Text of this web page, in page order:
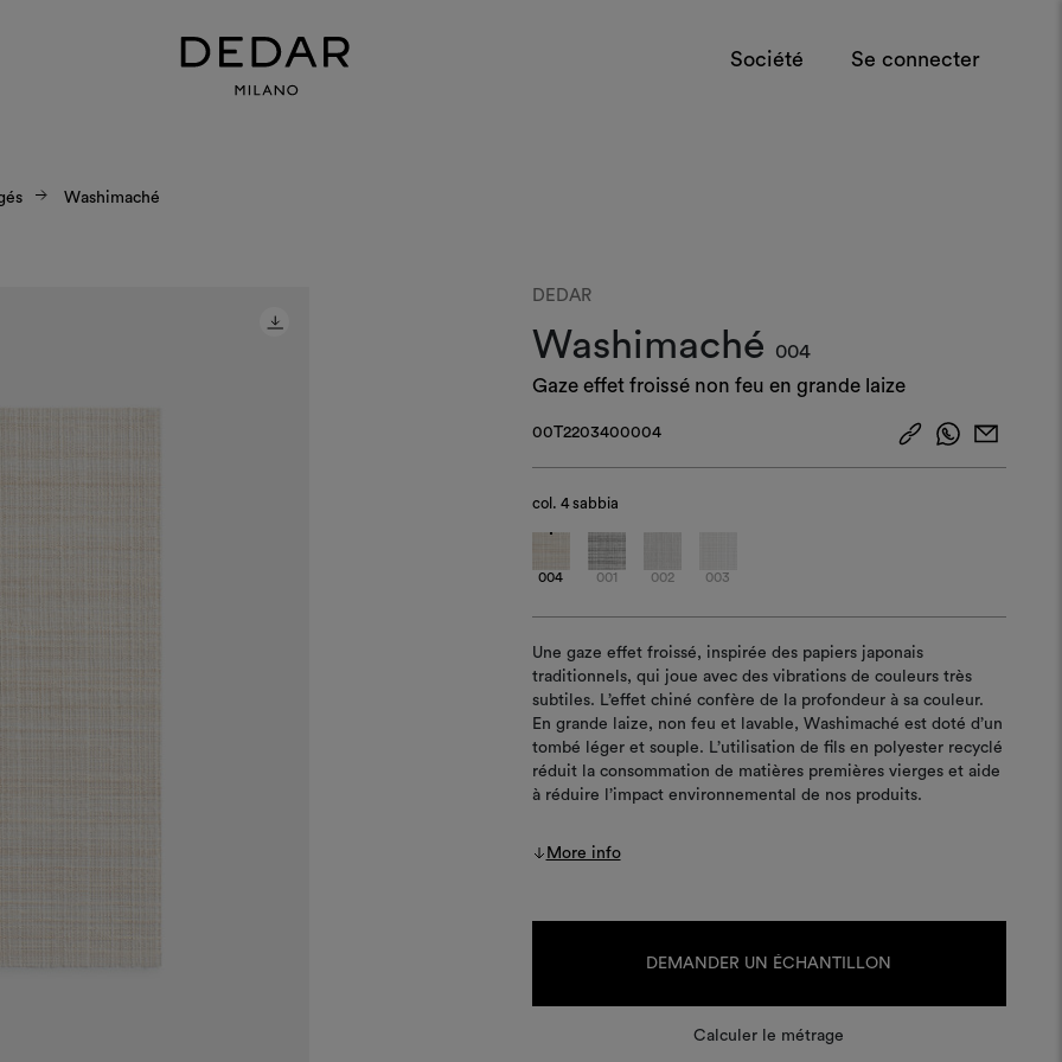
Société Se connecter
Washimaché
DEDAR
Washimaché
004
Gaze effet froissé non feu en grande laize
00T2203400004
col. 4 sabbia
004 001 002 003
Une gaze effet froissé, inspirée des papiers japonais
traditionnels, qui joue avec des vibrations de couleurs très
subtiles. L’effet chiné confère de la profondeur à sa couleur.
En grande laize, non feu et lavable, Washimaché est doté d’un
tombé léger et souple. L’utilisation de fils en polyester recyclé
réduit la consommation de matières premières vierges et aide
à réduire l’impact environnemental de nos produits.
More info
DEMANDER UN ÉCHANTILLON
Calculer le métrage